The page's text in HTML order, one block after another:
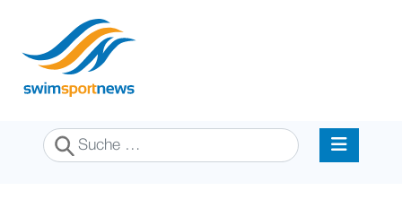
Suchen